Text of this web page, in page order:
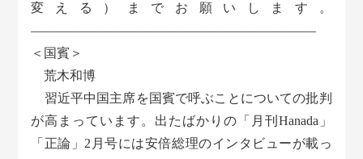
変える）までお願いします。
——————————————————————
＜国賓＞
荒木和博
習近平中国主席を国賓で呼ぶことについての批判
が高まっています。出たばかりの「月刊Hanada」
「正論」2月号には安倍総理のインタビューが載っ